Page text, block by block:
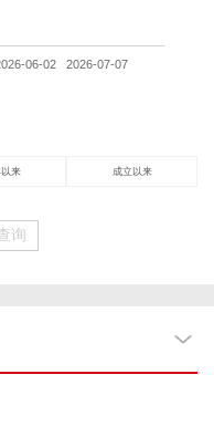
来 成立以来
询